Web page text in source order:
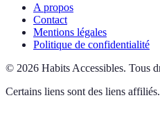
A propos
Contact
Mentions légales
Politique de confidentialité
© 2026 Habits Accessibles. Tous
Certains liens sont des liens affiliés.